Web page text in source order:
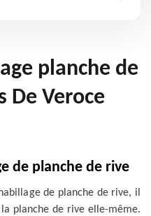
planche de
De Veroce
de planche de rive
de planche de rive, il
planche de rive elle-même.